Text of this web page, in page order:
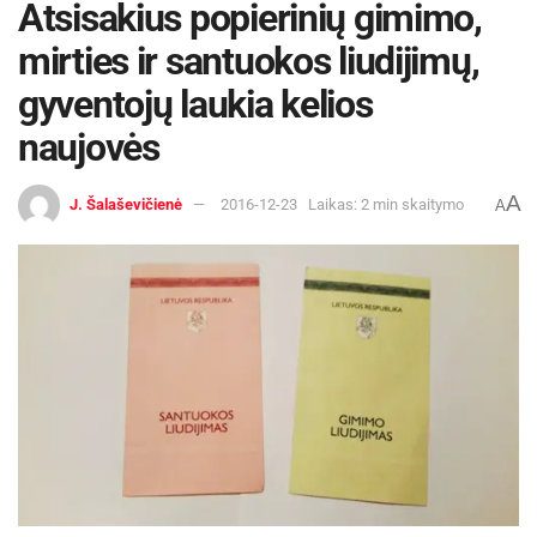
Atsisakius popierinių gimimo,
mirties ir santuokos liudijimų,
gyventojų laukia kelios
naujovės
J. Šalaševičienė 2016-12-23 Laikas: 2 min skaitymo AA